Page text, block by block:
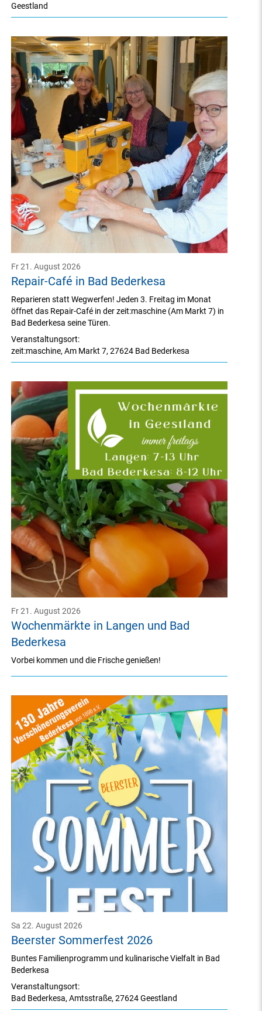
Geestland
Repair-Café in Bad Bederkesa
Fr 21. August 2026
Veranstaltungsort:
zeit:maschine,Am Markt 7,27624 Bad Bederkesa
Reparieren statt Wegwerfen! Jeden 3. Freitag im Monat
öffnet das Repair-Café in der zeit:maschine (Am Markt 7) in
Bad Bederkesa seine Türen.
Wochenmärkte in Langen und Bad
Bederkesa
Fr 21. August 2026
Vorbei kommen und die Frische genießen!
Beerster Sommerfest 2026
Sa 22. August 2026
Veranstaltungsort:
Bad Bederkesa,Amtsstraße,27624 Geestland
Buntes Familienprogramm und kulinarische Vielfalt in Bad
Bederkesa